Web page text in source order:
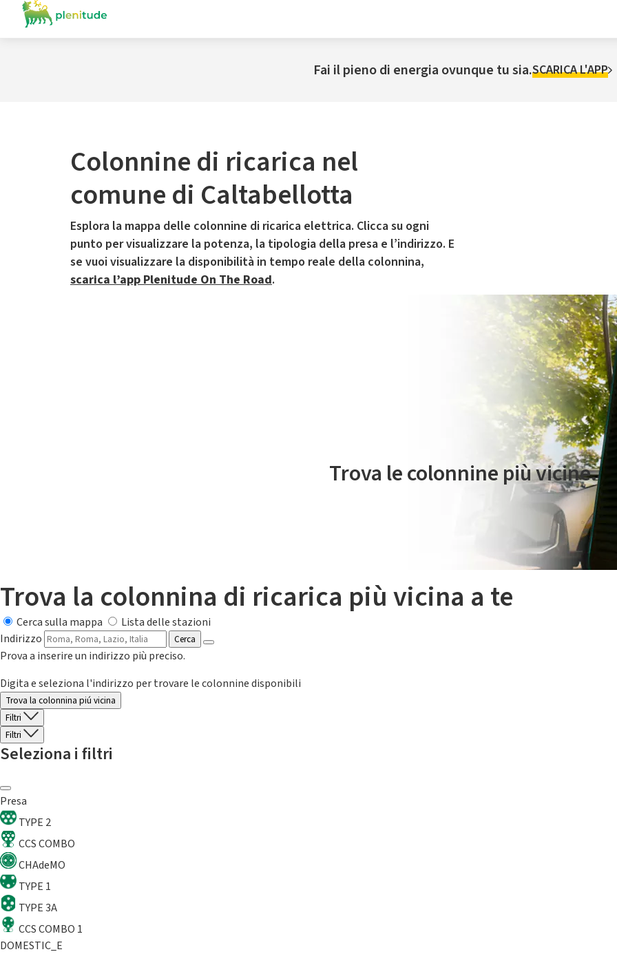
Fai il pieno di energia ovunque tu sia.SCARICA L'APP
Colonnine di ricarica nel
comune di Caltabellotta
Esplora la mappa delle colonnine di ricarica elettrica. Clicca su ogni
punto per visualizzare la potenza, la tipologia della presa e l’indirizzo. E
se vuoi visualizzare la disponibilità in tempo reale della colonnina,
scarica l’app Plenitude On The Road.
Il servizio di mobilità elettrica è gestito da Plenitude On The Road
Trova le colonnine più vicine.
Trova la colonnina di ricarica più vicina a te
Cerca sulla mappa
Lista delle stazioni
Indirizzo
Cerca
Prova a inserire un indirizzo più preciso.
Digita e seleziona l'indirizzo per trovare le colonnine disponibili
Trova la colonnina piú vicina
Filtri
Filtri
Seleziona i filtri
Presa
TYPE 2
CCS COMBO
CHAdeMO
TYPE 1
TYPE 3A
CCS COMBO 1
DOMESTIC_E